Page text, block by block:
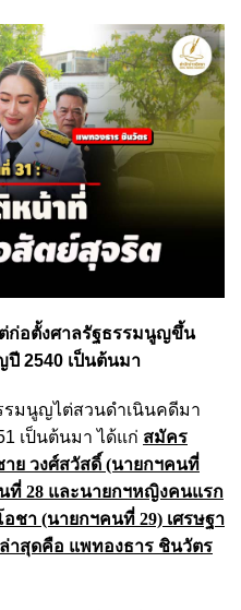
ก่อตั้งศาลรัฐธรรมนูญขึ้น
2540 เป็นต้นมา
รมนูญไต่สวนดำเนินคดีมา
เป็นต้นมา ได้แก่ สมัคร
ย วงศ์สวัสดิ์ (นายกฯคนที่
ที่ 28 และนายกฯหญิงคนแรก
ชา (นายกฯคนที่ 29) เศรษฐา
าสุดคือ แพทองธาร ชินวัตร